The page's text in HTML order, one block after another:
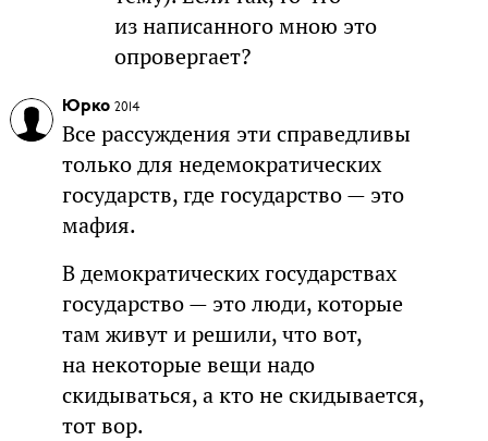
из написанного мною это
опровергает?
Юрко 2014
Все рассуждения эти справедливы
только для недемократических
государств, где государство — это
мафия.
В демократических государствах
государство — это люди, которые
там живут и решили, что вот,
на некоторые вещи надо
скидываться, а кто не скидывается,
тот вор.